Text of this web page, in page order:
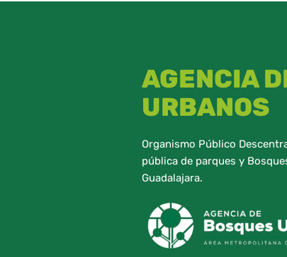
AGENCIA
URBANOS
Organismo Público
pública de parques y
Guadalajara.